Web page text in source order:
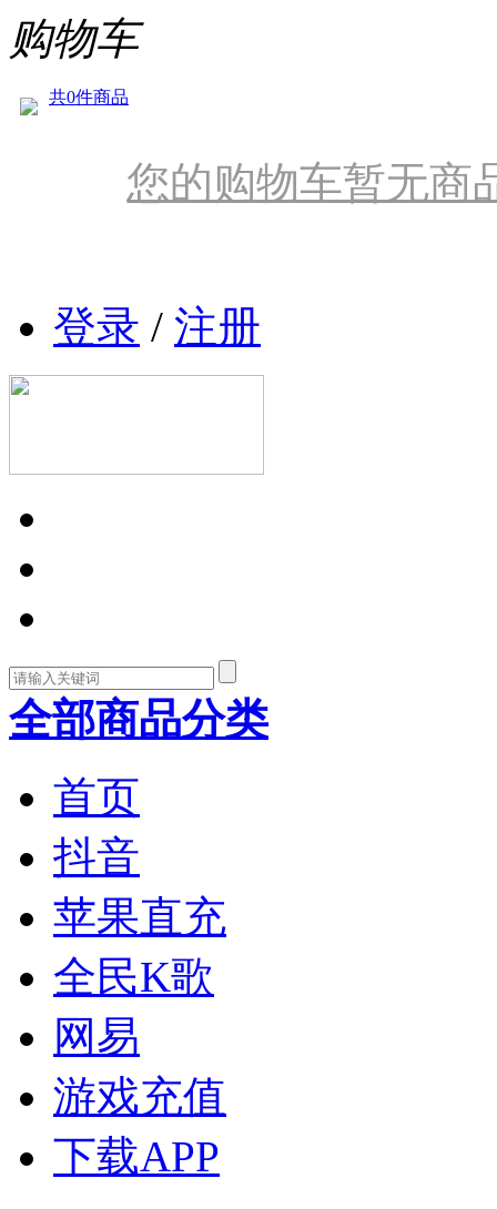
购物车
共0件商品
您的购物车暂无商
登录 / 注册
全部商品分类
首页
抖音
苹果直充
全民K歌
网易
游戏充值
下载APP